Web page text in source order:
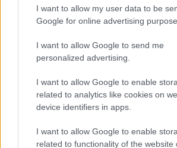
I want to allow my user data to be
Google for online advertising
I want to allow Google to send me
personalized advertising.
I want to allow Google to enable
related to analytics like cookies on
device identifiers in apps.
I want to allow Google to enable
related to functionality of the website
, με
τους ακροδεξιούς Αδελφούς
Τζόρτζια Μελόνι, καταδίκασε
απόφαση των δικαστών τη
κατηγορώντας
δικαστές» που «θα ήθελαν να
τα σύνορα της Ιταλίας».